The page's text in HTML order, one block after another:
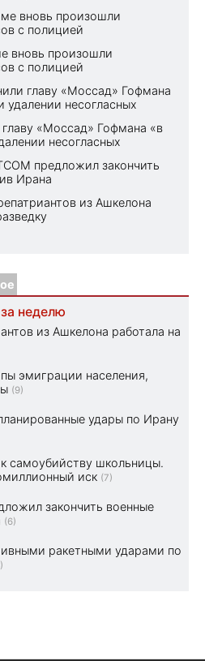
вновь произошли
с полицией
вновь произошли
с полицией
главу «Моссад» Гофмана
удалении несогласных
«Моссад» Гофмана «в
несогласных
предложил закончить
Ирана
из Ашкелона
неделю
из Ашкелона работала на
эмиграции населения,
(9)
удары по Ирану
самоубийству школьницы.
иск (7)
закончить военные
(6)
ракетными ударами по